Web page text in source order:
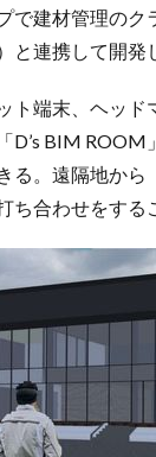
で建材管理の
と連携して開発
ト端末、ヘッ
D’s BIM
る。遠隔地か
合わせをする